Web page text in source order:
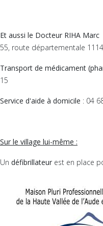
Et aussi le Docteur RIHA Marc
55, route départementale
Transport de médicament
15
Service d'aide à domicile : 04
Sur le village lui-même :
Un défibrillateur est en place